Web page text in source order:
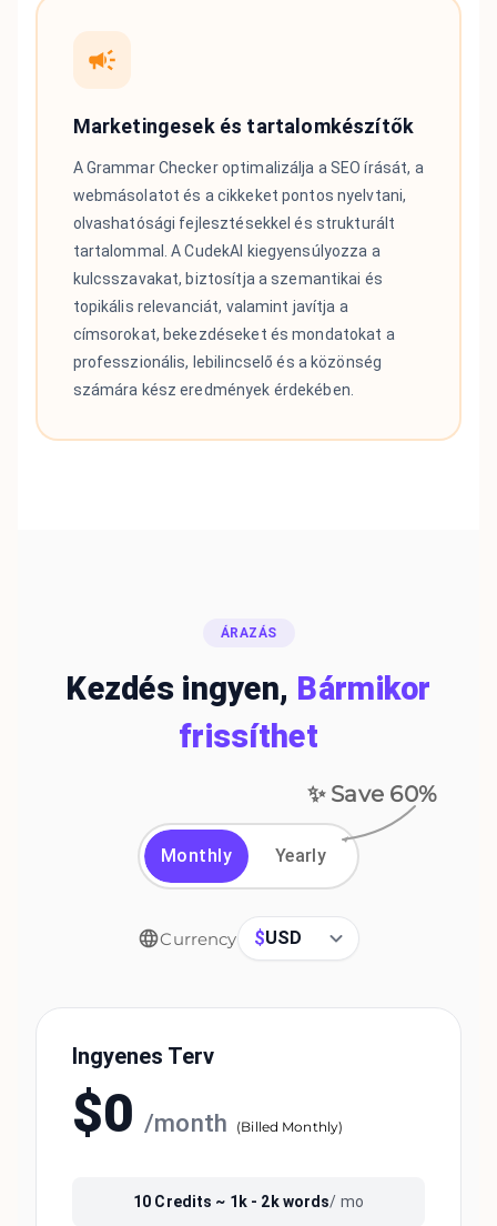
Marketingesek és tartalomkészítők
A Grammar Checker optimalizálja a SEO írását, a
webmásolatot és a cikkeket pontos nyelvtani,
olvashatósági fejlesztésekkel és strukturált
tartalommal. A CudekAI kiegyensúlyozza a
kulcsszavakat, biztosítja a szemantikai és
topikális relevanciát, valamint javítja a
címsorokat, bekezdéseket és mondatokat a
professzionális, lebilincselő és a közönség
számára kész eredmények érdekében.
ÁRAZÁS
Kezdés ingyen, Bármikor
frissíthet
✨ Save 60%
Monthly Yearly
Currency $USD
Ingyenes Terv
$0 /month (Billed Monthly)
10 Credits ~ 1k - 2kwords/ mo